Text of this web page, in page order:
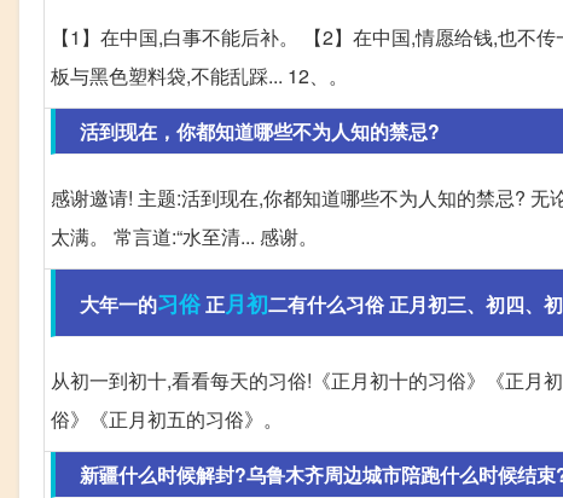
【1】在中国,白事不能后补。 【2】在中国,情愿给钱,也不
板与黑色塑料袋,不能乱踩... 12、。
活到现在，你都知道哪些不为人知的禁忌?
感谢邀请! 主题:活到现在,你都知道哪些不为人知的禁忌?
太满。 常言道:“水至清... 感谢。
大年一的习俗正月初二有什么习俗 正月初三、初四、
从初一到初十,看看每天的习俗!《正月初十的习俗》《正月
俗》《正月初五的习俗》。
新疆什么时候解封?乌鲁木齐周边城市陪跑什么时候结束